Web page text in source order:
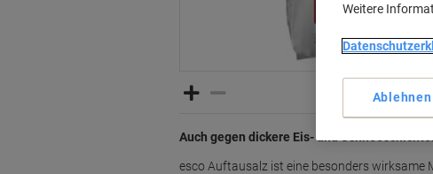
Auch gegen dickere Eis- und Schneeschichten
esco Auftausalz ist eine besonders wirksame
Weitere
Ablehnen